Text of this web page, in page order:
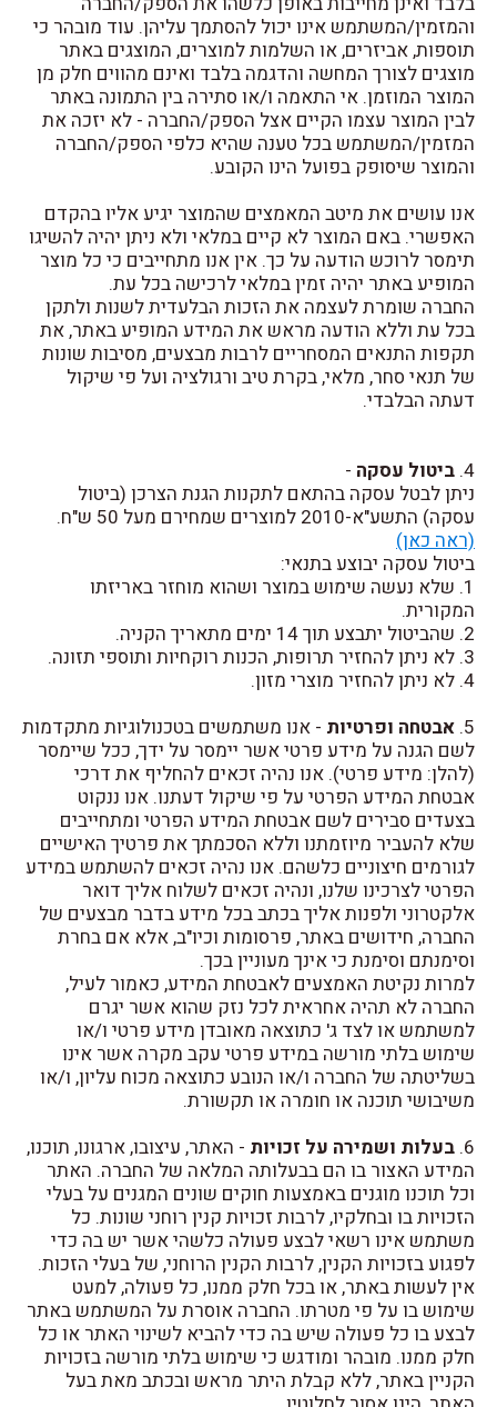
והמזמין/המשתמש אינו יכול להסתמך עליהן. עוד מובהר כי
תוספות, אביזרים, או השלמות למוצרים, המוצגים באתר
מוצגים לצורך המחשה והדגמה בלבד ואינם מהווים חלק מן
המוצר המוזמן. אי התאמה ו/או סתירה בין התמונה באתר
לבין המוצר עצמו הקיים אצל הספק/החברה - לא יזכה את
המזמין/המשתמש בכל טענה שהיא כלפי הספק/החברה
והמוצר שיסופק בפועל הינו הקובע.
אנו עושים את מיטב המאמצים שהמוצר יגיע אליו בהקדם
האפשרי. באם המוצר לא קיים במלאי ולא ניתן יהיה להשיגו
תימסר לרוכש הודעה על כך. אין אנו מתחייבים כי כל מוצר
המופיע באתר יהיה זמין במלאי לרכישה בכל עת.
החברה שומרת לעצמה את הזכות הבלעדית לשנות ולתקן
בכל עת וללא הודעה מראש את המידע המופיע באתר, את
תקפות התנאים המסחריים לרבות מבצעים, מסיבות שונות
של תנאי סחר, מלאי, בקרת טיב ורגולציה ועל פי שיקול
דעתה הבלבדי.
4. ביטול עסקה -
ניתן לבטל עסקה בהתאם לתקנות הגנת הצרכן (ביטול
עסקה) התשע"א-2010 למוצרים שמחירם מעל 50 ש"ח.
(ראה כאן)
ביטול עסקה יבוצע בתנאי:
1. שלא נעשה שימוש במוצר ושהוא מוחזר באריזתו
המקורית.
2. שהביטול יתבצע תוך 14 ימים מתאריך הקניה.
3. לא ניתן להחזיר תרופות, הכנות רוקחיות ותוספי תזונה.
4. לא ניתן להחזיר מוצרי מזון.
5. אבטחה ופרטיות - אנו משתמשים בטכנולוגיות מתקדמות
לשם הגנה על מידע פרטי אשר יימסר על ידך, ככל שיימסר
(להלן: מידע פרטי). אנו נהיה זכאים להחליף את דרכי
אבטחת המידע הפרטי על פי שיקול דעתנו. אנו ננקוט
בצעדים סבירים לשם אבטחת המידע הפרטי ומתחייבים
שלא להעביר מיוזמתנו וללא הסכמתך את פרטיך האישיים
לגורמים חיצוניים כלשהם. אנו נהיה זכאים להשתמש במידע
הפרטי לצרכינו שלנו, ונהיה זכאים לשלוח אליך דואר
אלקטרוני ולפנות אליך בכתב בכל מידע בדבר מבצעים של
החברה, חידושים באתר, פרסומות וכיו"ב, אלא אם בחרת
וסימנתם וסימנת כי אינך מעוניין בכך.
למרות נקיטת האמצעים לאבטחת המידע, כאמור לעיל,
החברה לא תהיה אחראית לכל נזק שהוא אשר יגרם
למשתמש או לצד ג' כתוצאה מאובדן מידע פרטי ו/או
שימוש בלתי מורשה במידע פרטי עקב מקרה אשר אינו
בשליטתה של החברה ו/או הנובע כתוצאה מכוח עליון, ו/או
משיבושי תוכנה או חומרה או תקשורת.
6. בעלות ושמירה על זכויות - האתר, עיצובו, ארגונו, תוכנו,
המידע האצור בו הם בבעלותה המלאה של החברה. האתר
וכל תוכנו מוגנים באמצעות חוקים שונים המגנים על בעלי
הזכויות בו ובחלקיו, לרבות זכויות קנין רוחני שונות. כל
משתמש אינו רשאי לבצע פעולה כלשהי אשר יש בה כדי
לפגוע בזכויות הקנין, לרבות הקנין הרוחני, של בעלי הזכות.
אין לעשות באתר, או בכל חלק ממנו, כל פעולה, למעט
שימוש בו על פי מטרתו. החברה אוסרת על המשתמש באתר
לבצע בו כל פעולה שיש בה כדי להביא לשינוי האתר או כל
חלק ממנו. מובהר ומודגש כי שימוש בלתי מורשה בזכויות
הקניין באתר, ללא קבלת היתר מראש ובכתב מאת בעל